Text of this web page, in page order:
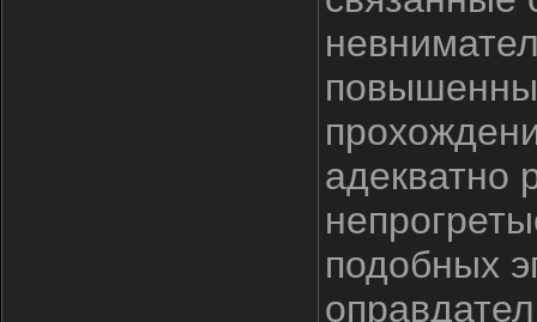
адекватно
подобных